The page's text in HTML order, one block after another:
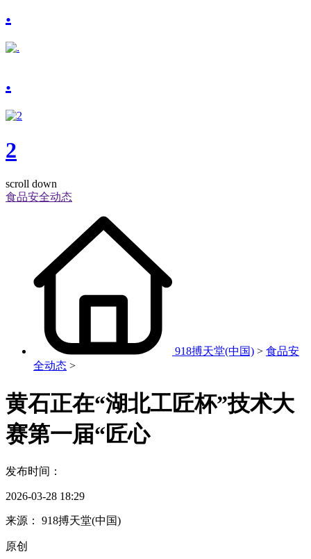
.
.
2
scroll down
食品安全动态
918搏天堂(中国) > 食品安
全动态 >
黄石正在“湖北工匠杯”技术大
赛第一届“匠心
发布时间：
2026-03-28 18:29
来源： 918搏天堂(中国)
原创